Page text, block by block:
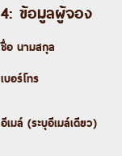
4: ข้อมูลผู้จอง
ชื่อ นามสกุล
เบอร์โทร
อีเมล์ (ระบุอีเมล์เดียว)